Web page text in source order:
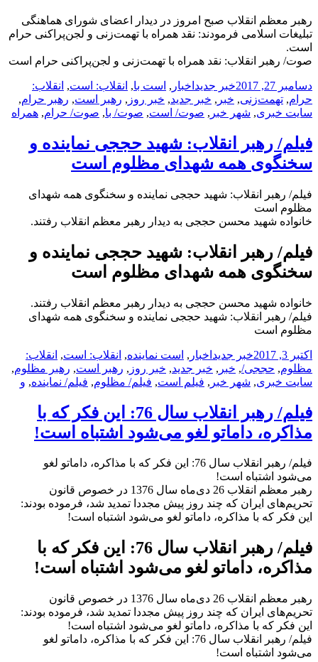
رهبر معظم انقلاب صبح امروز در دیدار اعضای شورای هماهنگی
تبلیغات اسلامی فرمودند: نقد همراه با تهمت‌زنی و لجن‌پراکنی حرام
است.
صوت/ رهبر انقلاب: نقد همراه با تهمت‌زنی و لجن‌پراکنی حرام است
ارسال
شده
در
دسامبر 27, 2017 نویسنده
دسته‌ها
خبر جدیدبرچسب‌ها
اخبار , است با, انقلاب: است, انقلاب:
حرام, تهمت‌زنی, خبر , خبر جدید, خبر روز , رهبر است, رهبر حرام,
سایت خبری, شهر خبر , صوت/ است, صوت/ با, صوت/ حرام, همراه
فیلم/ رهبر انقلاب: شهید حججی نماینده و
سخنگوی همه شهدای مظلوم است
فیلم/ رهبر انقلاب: شهید حججی نماینده و سخنگوی همه شهدای
مظلوم است
خانواده شهید محسن حججی به دیدار رهبر معظم انقلاب رفتند.
فیلم/ رهبر انقلاب: شهید حججی نماینده و
سخنگوی همه شهدای مظلوم است
خانواده شهید محسن حججی به دیدار رهبر معظم انقلاب رفتند.
فیلم/ رهبر انقلاب: شهید حججی نماینده و سخنگوی همه شهدای
مظلوم است
ارسال
شده
در
اکتبر 3, 2017 نویسنده
دسته‌ها
خبر جدیدبرچسب‌ها
اخبار , است نماینده, انقلاب: است, انقلاب:
مظلوم, حججی/, خبر , خبر جدید, خبر روز , رهبر است, رهبر مظلوم,
سایت خبری, شهر خبر , فیلم است, فیلم/ مظلوم, فیلم/ نماینده, و
فیلم/ رهبر انقلاب سال 76: این فکر که با
مذاکره‌، داماتو لغو می‌شود اشتباه است!
فیلم/ رهبر انقلاب سال 76: این فکر که با مذاکره‌، داماتو لغو
می‌شود اشتباه است!
رهبر معظم انقلاب 26 دی‌ماه سال 1376 در خصوص قانون
تحریم‌های ایران که چند روز پیش مجددا تمدید شد، فرموده‌ بودند:
این فکر که با مذاکره‌، داماتو لغو می‌شود اشتباه است!
فیلم/ رهبر انقلاب سال 76: این فکر که با
مذاکره‌، داماتو لغو می‌شود اشتباه است!
رهبر معظم انقلاب 26 دی‌ماه سال 1376 در خصوص قانون
تحریم‌های ایران که چند روز پیش مجددا تمدید شد، فرموده‌ بودند:
این فکر که با مذاکره‌، داماتو لغو می‌شود اشتباه است!
فیلم/ رهبر انقلاب سال 76: این فکر که با مذاکره‌، داماتو لغو
می‌شود اشتباه است!